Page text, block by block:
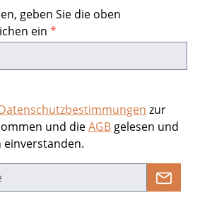
geben Sie die oben
ein*
zur
und dieAGB gelesen und